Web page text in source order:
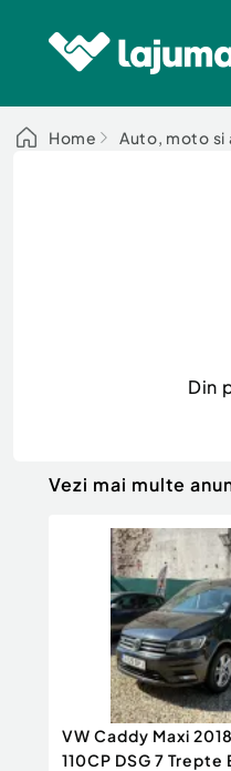
Home Auto, moto si
Din
Vezi mai multe
VW Caddy Maxi
110CP DSG 7 Trepte